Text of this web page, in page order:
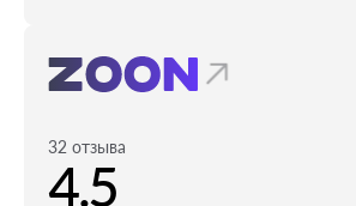
32 отзыва
4.5